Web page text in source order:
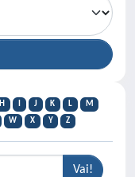
H J K L
M
W X Y Z